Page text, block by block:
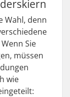
Wahl, denn
Sie
müssen
wie